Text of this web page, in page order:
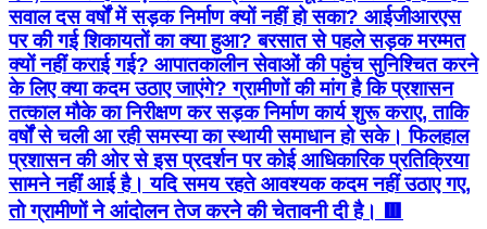
सवाल दस वर्षों में सड़क निर्माण क्यों नहीं हो सका? आईजीआरएस
पर की गई शिकायतों का क्या हुआ? बरसात से पहले सड़क मरम्मत
क्यों नहीं कराई गई? आपातकालीन सेवाओं की पहुंच सुनिश्चित करने
के लिए क्या कदम उठाए जाएंगे? ग्रामीणों की मांग है कि प्रशासन
तत्काल मौके का निरीक्षण कर सड़क निर्माण कार्य शुरू कराए, ताकि
वर्षों से चली आ रही समस्या का स्थायी समाधान हो सके। फिलहाल
प्रशासन की ओर से इस प्रदर्शन पर कोई आधिकारिक प्रतिक्रिया
सामने नहीं आई है। यदि समय रहते आवश्यक कदम नहीं उठाए गए,
तो ग्रामीणों ने आंदोलन तेज करने की चेतावनी दी है। 🟥